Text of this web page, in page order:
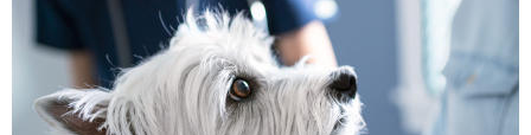
【宅配-貨到付款】1500免運
每筆NT$115，滿NT$1,500(含以上)免運費